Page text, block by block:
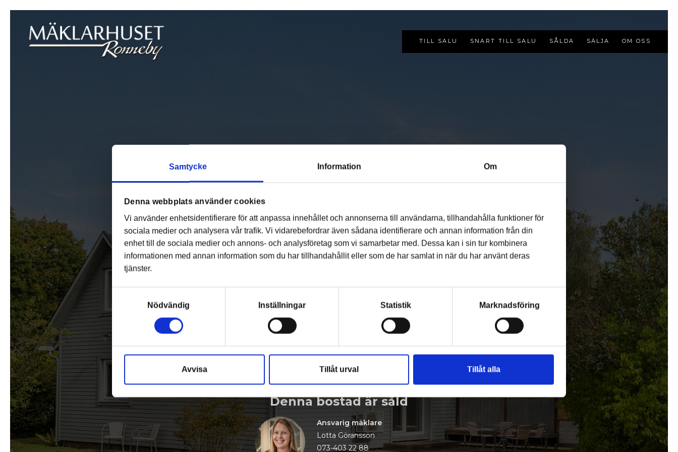
Samtycke Information Om
Denna webbplats använder cookies
Vi använder enhetsidentifierare för att anpassa innehållet och annonserna till användarna, tillhandahålla funktioner för
sociala medier och analysera vår trafik. Vi vidarebefordrar även sådana identifierare och annan information från din
enhet till de sociala medier och annons- och analysföretag som vi samarbetar med. Dessa kan i sin tur kombinera
informationen med annan information som du har tillhandahållit eller som de har samlat in när du har använt deras
tjänster.
Nödvändig
Inställningar Statistik Marknadsföring
Avvisa Tillåt urval Tillåt alla
SÅLDA
TILL SALU SNART TILL SALU SÅLDA SÄLJA OM OSS
KALLEBERGAVÄGEN 107
Denna bostad är såld
Ansvarig mäklare
Lotta Göransson
073-403 22 88